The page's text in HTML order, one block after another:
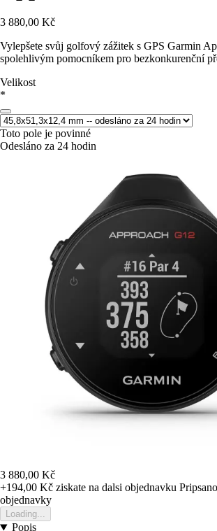
3 880,00 Kč
Vylepšete svůj golfový zážitek s GPS Garmin
spolehlivým pomocníkem pro bezkonkurenční
Velikost
*
Toto pole je povinné
Odesláno za 24 hodin
3 880,00 Kč
+194,00 Kč ziskate na dalsi objednavku
objednavky
Loading...
Popis